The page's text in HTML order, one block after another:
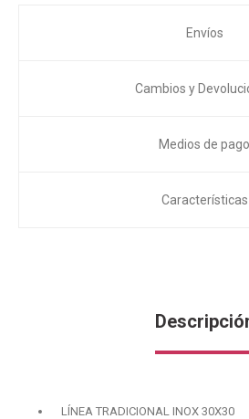
Envíos
Cambios y
Medios de pago
Características
LÍNEA TRADICIONAL INOX 30X30